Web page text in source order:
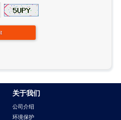
关于我们
公司介绍
环境保护